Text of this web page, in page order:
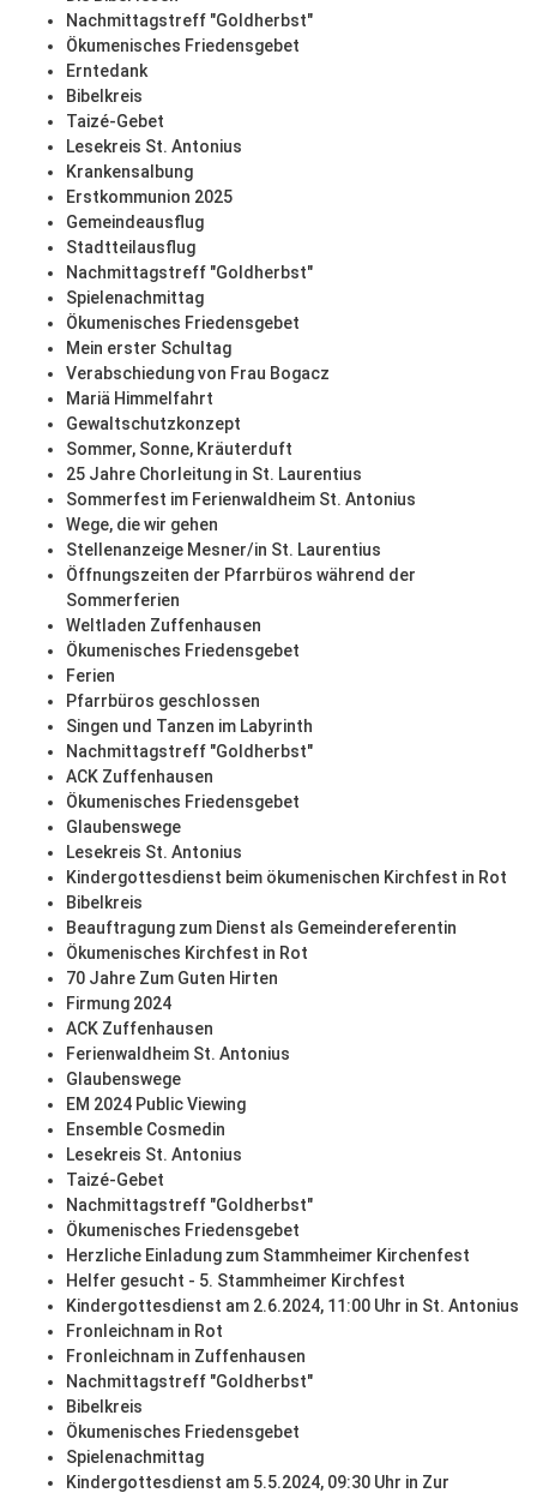
Nachmittagstreff "Goldherbst"
Ökumenisches Friedensgebet
Erntedank
Bibelkreis
Taizé-Gebet
Lesekreis St. Antonius
Krankensalbung
Erstkommunion 2025
Gemeindeausflug
Stadtteilausflug
Nachmittagstreff "Goldherbst"
Spielenachmittag
Ökumenisches Friedensgebet
Mein erster Schultag
Verabschiedung von Frau Bogacz
Mariä Himmelfahrt
Gewaltschutzkonzept
Sommer, Sonne, Kräuterduft
25 Jahre Chorleitung in St. Laurentius
Sommerfest im Ferienwaldheim St. Antonius
Wege, die wir gehen
Stellenanzeige Mesner/in St. Laurentius
Öffnungszeiten der Pfarrbüros während der
Sommerferien
Weltladen Zuffenhausen
Ökumenisches Friedensgebet
Ferien
Pfarrbüros geschlossen
Singen und Tanzen im Labyrinth
Nachmittagstreff "Goldherbst"
ACK Zuffenhausen
Ökumenisches Friedensgebet
Glaubenswege
Lesekreis St. Antonius
Kindergottesdienst beim ökumenischen Kirchfest in Rot
Bibelkreis
Beauftragung zum Dienst als Gemeindereferentin
Ökumenisches Kirchfest in Rot
70 Jahre Zum Guten Hirten
Firmung 2024
ACK Zuffenhausen
Ferienwaldheim St. Antonius
Glaubenswege
EM 2024 Public Viewing
Ensemble Cosmedin
Lesekreis St. Antonius
Taizé-Gebet
Nachmittagstreff "Goldherbst"
Ökumenisches Friedensgebet
Herzliche Einladung zum Stammheimer Kirchenfest
Helfer gesucht - 5. Stammheimer Kirchfest
Kindergottesdienst am 2.6.2024, 11:00 Uhr in St. Antonius
Fronleichnam in Rot
Fronleichnam in Zuffenhausen
Nachmittagstreff "Goldherbst"
Bibelkreis
Ökumenisches Friedensgebet
Spielenachmittag
Kindergottesdienst am 5.5.2024, 09:30 Uhr in Zur